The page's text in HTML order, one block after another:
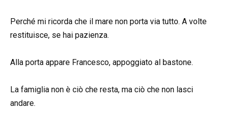
Perché mi ricorda che il mare non porta via tutto. A volte
restituisce, se hai pazienza.
Alla porta appare Francesco, appoggiato al bastone.
La famiglia non è ciò che resta, ma ciò che non lasci
andare.